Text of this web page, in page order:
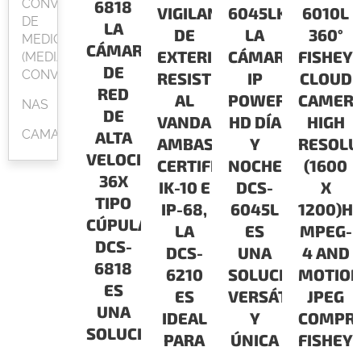
CONVERSOR
DE
MEDIOS
(MEDIA
CONVERTER)
NAS
CAMARAS
6818
LA
CÁMARA
DE
RED
DE
ALTA
VELOCIDAD
36X
TIPO
CÚPULA
DCS-
6818
ES
UNA
SOLUCIÓN
VIGILANCIA
DE
EXTERIOR
RESISTENTE
AL
VANDALISMOCON
AMBAS
CERTIFICACIONES
IK-10 E
IP-68,
LA
DCS-
6210
ES
IDEAL
PARA
6045LKT
LA
CÁMARA
IP
POWERLINE
HD DÍA
Y
NOCHE
DCS-
6045L
ES
UNA
SOLUCIÓN
VERSÁTIL
Y
ÚNICA
6010L
360°
CLOUD
HIGH
(1600
X
MPEG-
4 AND
JPEG